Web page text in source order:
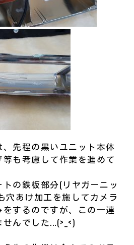
先程の黒いユニット本体
も考慮して作業を進めて
の鉄板部分(リヤガーニッ
穴あけ加工を施してカメラ
するのですが、この一連
んでした...(>_<)